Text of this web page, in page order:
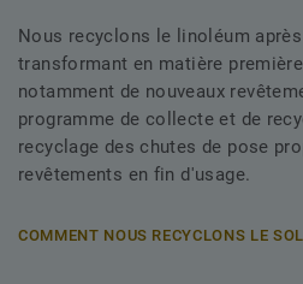
Nous recyclons le linoléum
transformant en matière
notamment de nouveaux
programme de collecte et de
recyclage des chutes de pose
revêtements en fin d'usage.
COMMENT NOUS RECYCLONS LE